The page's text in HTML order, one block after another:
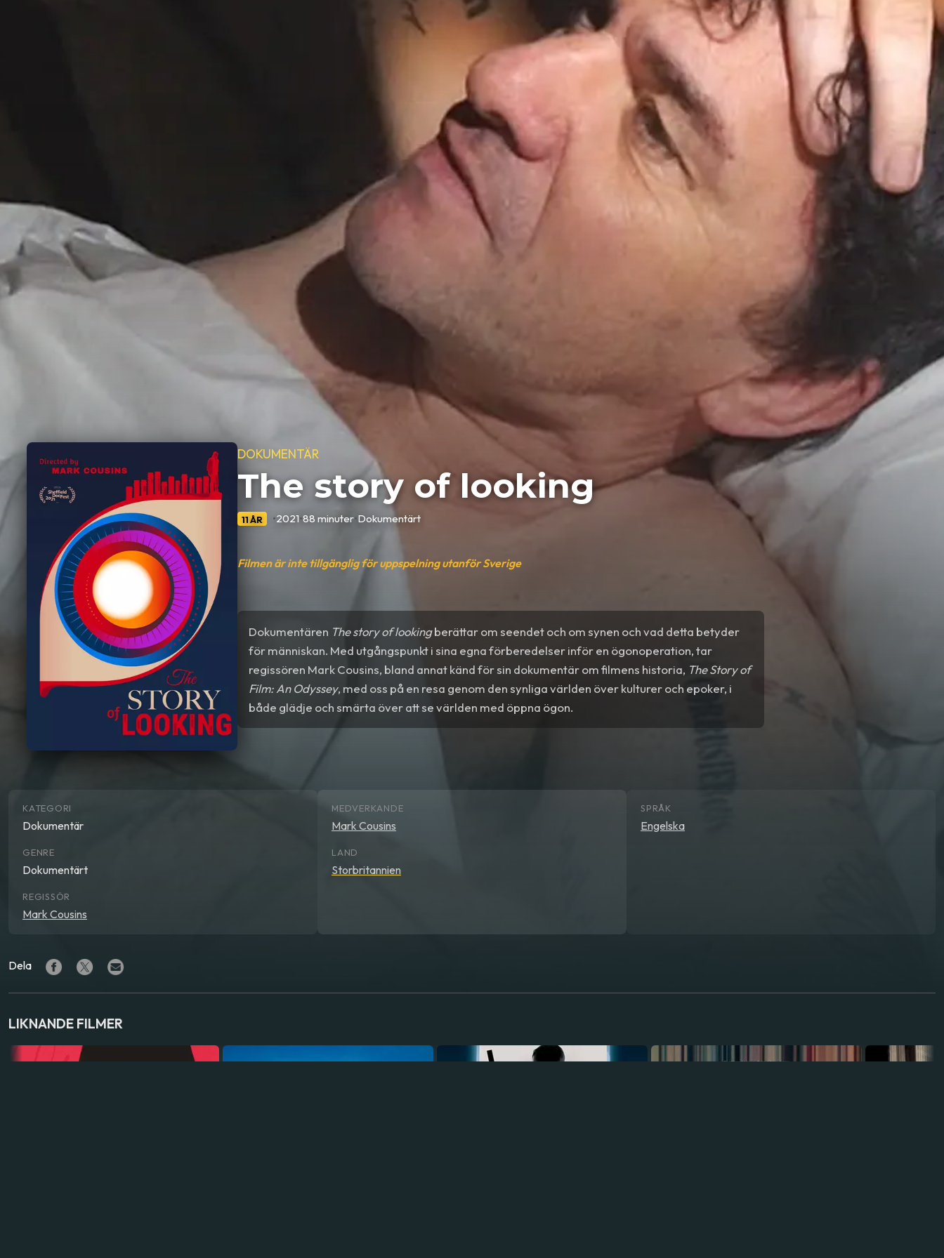
DOKUMENTÄR
The story of looking
11 ÅR •2021•88 minuter•Dokumentärt
Filmen är inte tillgänglig för uppspelning utanför Sverige
Dokumentären The story of lookingberättar om seendet och om synen och vad detta betyder
för människan. Med utgångspunkt i sina egna förberedelser inför en ögonoperation, tar
regissören Mark Cousins, bland annat känd för sin dokumentär om filmens historia, The Story of
Film: An Odyssey, med oss på en resa genom den synliga världen över kulturer och epoker, i
både glädje och smärta över att se världen med öppna ögon.
KATEGORI
Dokumentär
GENRE
Dokumentärt
REGISSÖR
Mark Cousins
MEDVERKANDE
Mark Cousins
LAND
Storbritannien
SPRÅK
Engelska
Dela
LIKNANDE FILMER